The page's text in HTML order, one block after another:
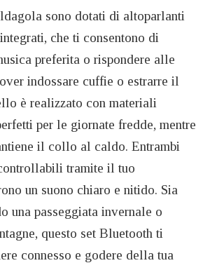
sono dotati di altoparlanti
che ti consentono di
preferita o rispondere alle
indossare cuffie o estrarre il
è realizzato con materiali
per le giornate fredde, mentre
il collo al caldo. Entrambi
tramite il tuo
un suono chiaro e nitido. Sia
una passeggiata invernale o
questo set Bluetooth ti
connesso e godere della tua